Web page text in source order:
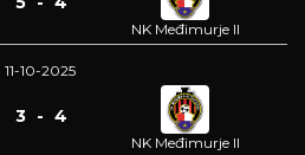
NK Međimurje II
11-10-2025
3 - 4
NK Međimurje II